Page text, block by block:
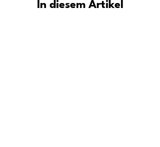
In diesem Artikel